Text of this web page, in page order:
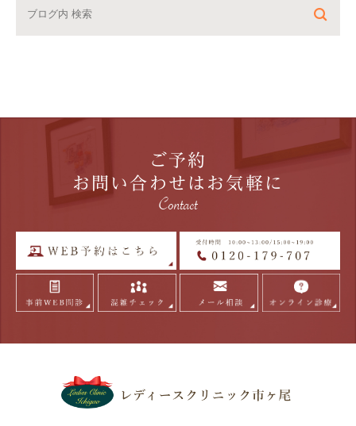
ご予約
お問い合わせはお気軽に
Contact